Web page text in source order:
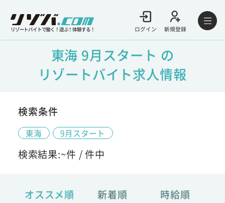
リゾートバイトで働く！遊ぶ！体験する！ ログイン 新規登録
東海 9月スタート の
リゾートバイト求人情報
検索条件
東海 9月スタート
検索結果:~件 /件中
オススメ順 新着順 時給順